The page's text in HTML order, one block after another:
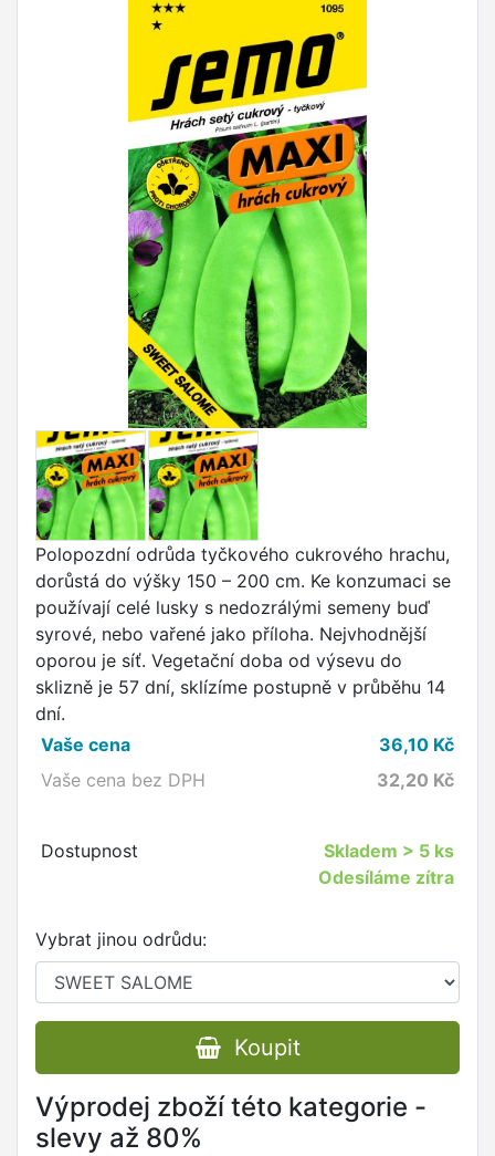
Polopozdní odrůda tyčkového cukrového hrachu,
dorůstá do výšky 150 – 200 cm. Ke konzumaci se
používají celé lusky s nedozrálými semeny buď
syrové, nebo vařené jako příloha. Nejvhodnější
oporou je síť. Vegetační doba od výsevu do
sklizně je 57 dní, sklízíme postupně v průběhu 14
dní.
Vaše cena
36,10 Kč
Vaše cena bez DPH
32,20 Kč
Dostupnost Skladem > 5 ks
Odesíláme zítra
Vybrat jinou odrůdu:
Koupit
Výprodej zboží této kategorie -
slevy až 80%